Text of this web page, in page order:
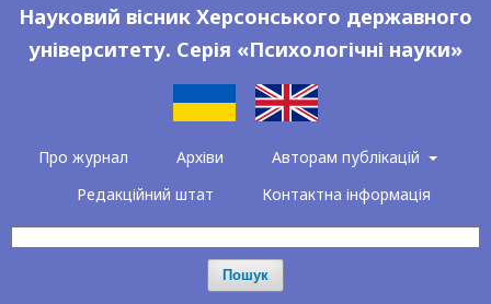
Науковий вісник Херсонського державного
університету. Серія «Психологічні науки»
Про журнал Архіви
Авторам публікацій
Редакційний штат
Контактна інформація
Пошук